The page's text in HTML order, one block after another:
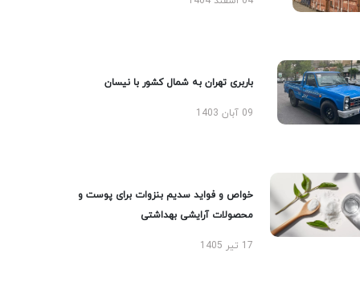
باربری تهران به شمال کشور با نیسان
09 آبان 1403
خواص و فواید سدیم بنزوات برای پوست و
محصولات آرایشی بهداشتی
17 تیر 1405